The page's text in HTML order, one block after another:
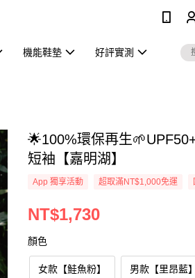
機能鞋墊 好評實測
🌟100%環保再生
短袖【嘉明湖】
App 獨享活動 超取滿NT$1,000免運
NT$1,730
顏色
女款【鮭魚粉】 男款【里昂藍】